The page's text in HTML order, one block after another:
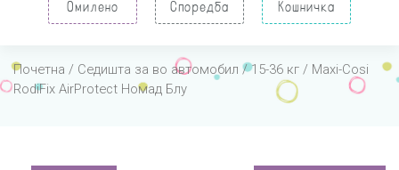
Омилено Споредба Кошничка
Почетна / Седишта за во автомобил /15-36 кг / Maxi-Cosi
RodiFix AirProtect Номад Блу